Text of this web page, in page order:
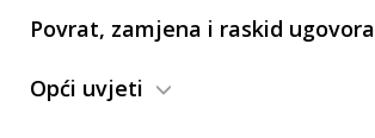
Povrat, zamjena i raskid ugovora
Opći uvjeti